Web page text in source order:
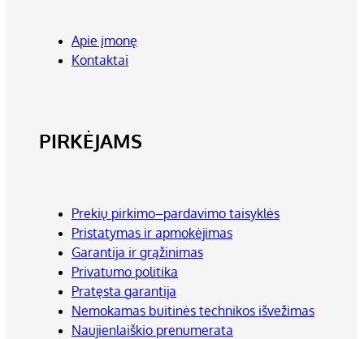
Apie įmonę
Kontaktai
PIRKĖJAMS
Prekių pirkimo–pardavimo taisyklės
Pristatymas ir apmokėjimas
Garantija ir grąžinimas
Privatumo politika
Pratęsta garantija
Nemokamas buitinės technikos išvežimas
Naujienlaiškio prenumerata